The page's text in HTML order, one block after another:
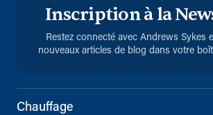
Inscription à la
Restez connecté avec Andrews Sykes
nouveaux articles de blog dans votre
Chauffage